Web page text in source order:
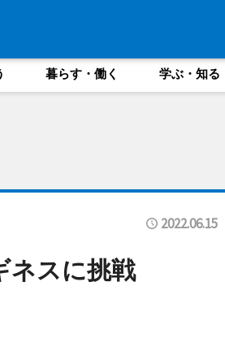
暮らす・働く 学ぶ・知る
2022.06.15
ネスに挑戦